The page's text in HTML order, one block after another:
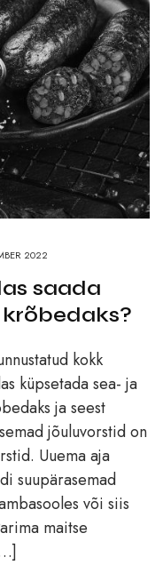
2022
saada
kokk
küpsetada sea- ja
ja seest
jõuluvorstid on
Uuema aja
suupärasemad
või siis
maitse